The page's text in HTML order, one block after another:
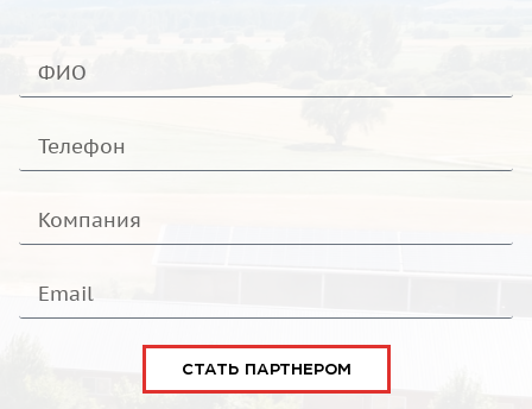
СТАТЬ ПАРТНЕРОМ